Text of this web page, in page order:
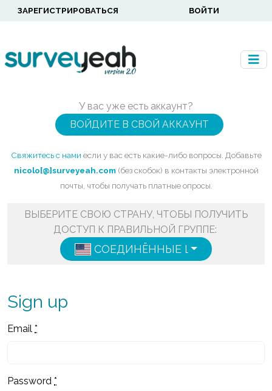
ЗАРЕГИСТРИРОВАТЬСЯ ВОЙТИ
У вас уже есть аккаунт?
ВОЙДИТЕ В СВОЙ АККАУНТ
Свяжитесь с нами если у вас есть какие-либо вопросы. Добавьте
nicolo[@]surveyeah.com(без скобок) в контакты электронной
почты, чтобы получать платные опросы.
ВЫБЕРИТЕ СВОЮ СТРАНУ, ЧТОБЫ ПОЛУЧИТЬ
ДОСТУП К ПРАВИЛЬНОЙ ГРУППЕ:
СОЕДИНЁННЫЕ ШТАТЫ
Sign up
Email *
Password *